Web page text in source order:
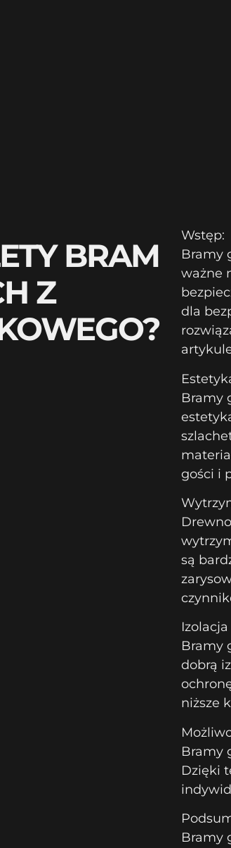
BRAM
Z
Wstęp:
Bramy
ważne
dla
Bramy
gości i
są
Bramy
dobrą
niższe
Bramy
Dzięki
Bramy